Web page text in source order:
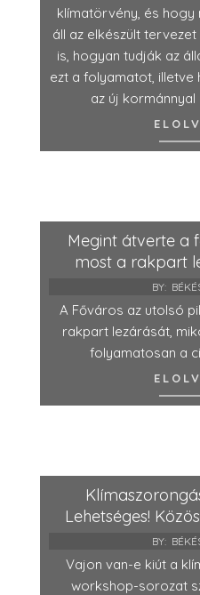
klímatörvény, és hogy
áll az elkészült
is, hogyan tudják az
ezt a folyamatot,
az új
Megint átverte a
most a rakpart
BY:
A Főváros az utolsó
rakpart lezárását,
folyamatosan a
Lehetséges!
BY:
Vajon van-e kiút a
workshop-sorozat